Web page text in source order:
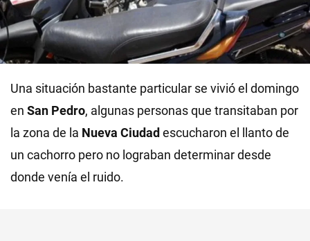
Una situación bastante particular se vivió el domingo
en San Pedro, algunas personas que transitaban por
la zona de la Nueva Ciudadescucharon el llanto de
un cachorro pero no lograban determinar desde
donde venía el ruido.